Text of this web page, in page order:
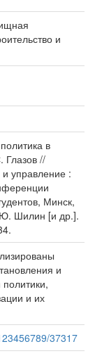
и
в
//
управление :
Минск,
Шилин [и др.].
и
и их
37317